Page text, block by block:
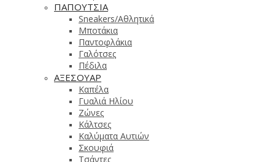
ΠΑΠΟΥΤΣΙΑ
Sneakers/Αθλητικά
Μποτάκια
Παντοφλάκια
Γαλότσες
Πέδιλα
ΑΞΕΣΟΥΑΡ
Καπέλα
Γυαλιά Ηλίου
Ζώνες
Κάλτσες
Καλύματα Αυτιών
Σκουφιά
Τσάντες